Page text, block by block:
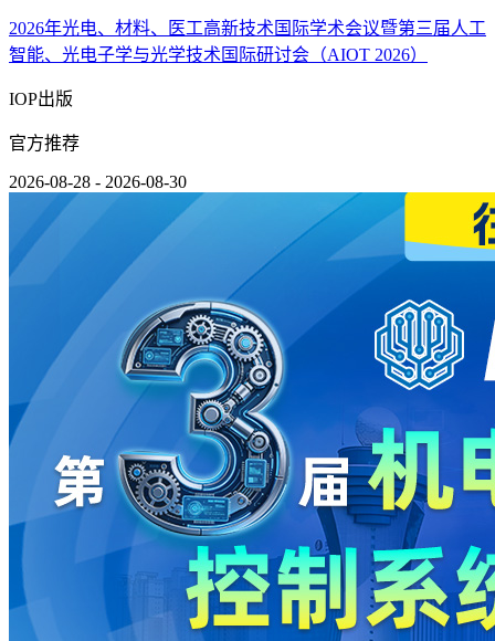
2026年光电、材料、医工高新技术国际学术会议暨第三届人工
智能、光电子学与光学技术国际研讨会（AIOT 2026）
IOP出版
官方推荐
2026-08-28 - 2026-08-30